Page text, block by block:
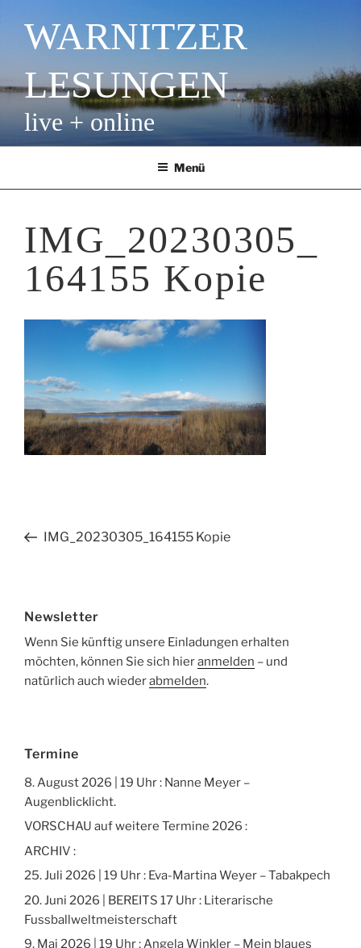
Inhalt
springenWARNITZER
LESUNGEN
live + online
Menü
IMG_20230305_
164155 Kopie
Beitragsnavigation
Vorheriger
IMG_20230305_164155 Kopie
Newsletter
Wenn Sie künftig unsere Einladungen erhalten
möchten, können Sie sich hieranmelden – und
natürlich auch wiederabmelden.
Termine
8. August 2026 | 19 Uhr : Nanne Meyer –
Augenblicklicht.
VORSCHAU auf weitere Termine 2026 :
ARCHIV :
25. Juli 2026 | 19 Uhr : Eva-Martina Weyer – Tabakpech
20. Juni 2026 | BEREITS 17 Uhr : Literarische
Fussballweltmeisterschaft
9. Mai 2026 | 19 Uhr : Angela Winkler – Mein blaues